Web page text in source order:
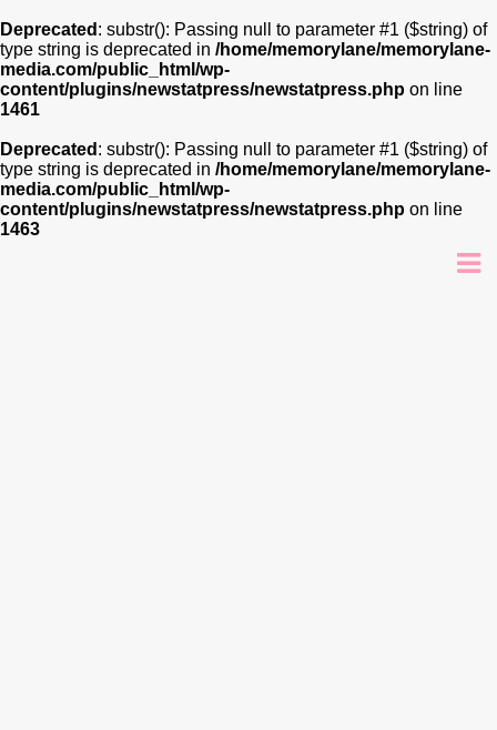
Deprecated : substr(): Passing null to parameter #1 ($string) of
type string is deprecated in /home/memorylane/memorylane-
media.com/public_html/wp-
content/plugins/newstatpress/newstatpress.php on line
1461
Deprecated : substr(): Passing null to parameter #1 ($string) of
type string is deprecated in /home/memorylane/memorylane-
media.com/public_html/wp-
content/plugins/newstatpress/newstatpress.php on line
1463